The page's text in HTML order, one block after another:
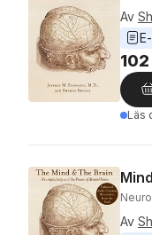
Av
Läs
Av